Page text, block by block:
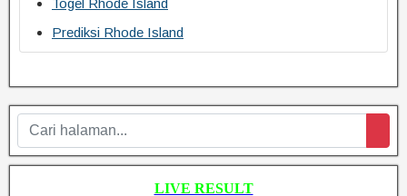
Togel Rhode Island
Prediksi Rhode Island